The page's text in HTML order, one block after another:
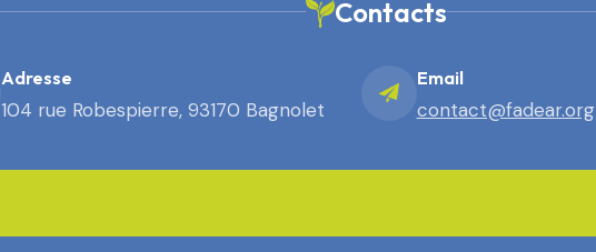
Contacts
Adresse
104 rue Robespierre, 93170 Bagnolet
Email
contact@fadear.org